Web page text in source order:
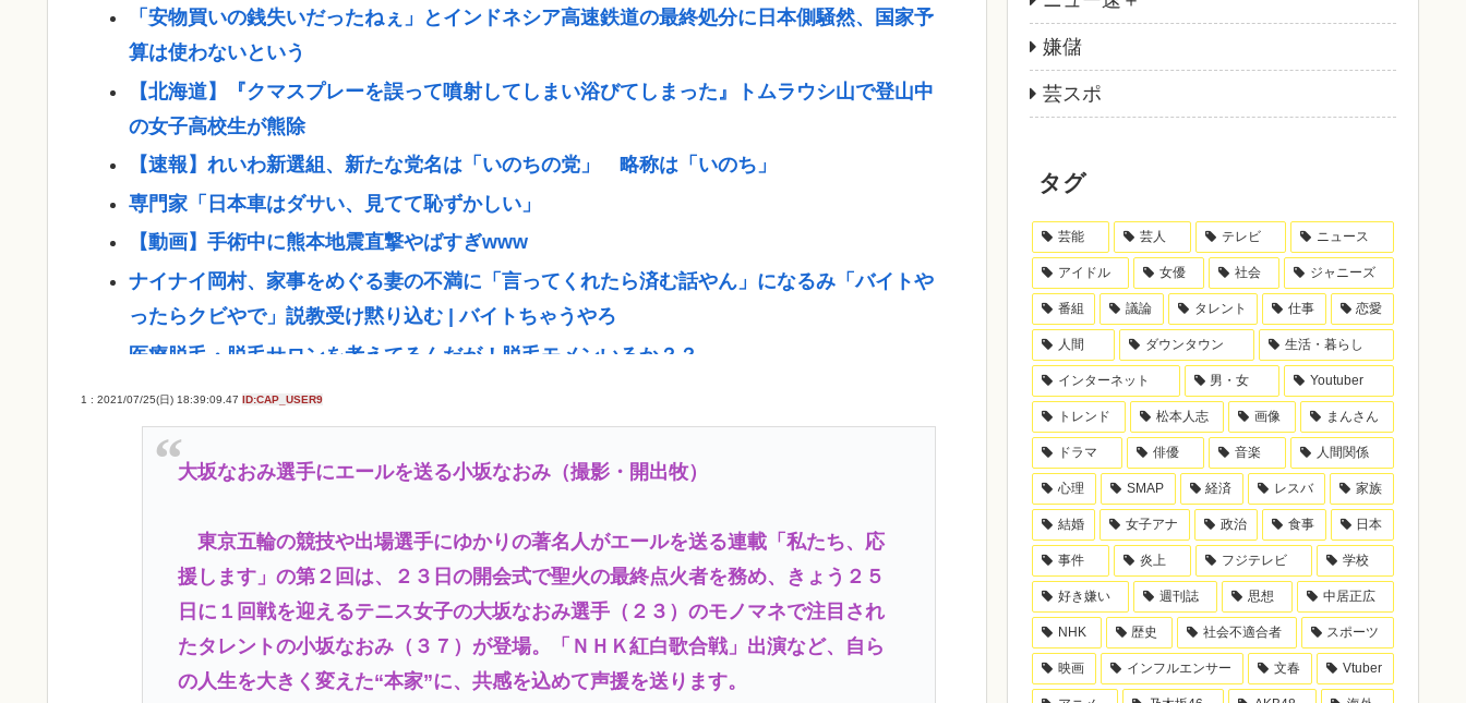
「安物買いの銭失いだったねぇ」とインドネシア高速鉄道の最終処分に日本側騒然、国家予
算は使わないという
【北海道】『クマスプレーを誤って噴射してしまい浴びてしまった』トムラウシ山で登山中
の女子高校生が熊除
【速報】れいわ新選組、新たな党名は「いのちの党」 略称は「いのち」
専門家「日本車はダサい、見てて恥ずかしい」
【動画】手術中に熊本地震直撃やばすぎwww
ナイナイ岡村、家事をめぐる妻の不満に「言ってくれたら済む話やん」になるみ「バイトや
ったらクビやで」説教受け黙り込む | バイトちゃうやろ
医療脱毛・脱毛サロンを考えてるんだが！脱毛モメンいるか？？
自民党「日本人56す56す56す56す56すコロスコロスコロス…」←こいつの過去
【戦後最長】日本、なんと74ヶ月連続で景気回復していた‥‥
ジャンポケ斉藤「同意があったんです。本当です。信じて下さい」 ←何でこの主張が通らな
(ヽ´ん`)「手術が始まった…大丈夫大丈夫落ち着け」医師「キャー地震よー！」(;ﾟんﾟ)
「！？」
【衝撃】兵庫県斎藤知事、海外事業所を全て廃止へ「公務員が海外で遊ぶためにあ
る」・・・・・・・・・
【驚愕】いまだに続いていると聞いてビビる漫画「ながされて藍蘭島」「咲」「らき☆す
1 : 2021/07/25(日) 18:39:09.47 ID:CAP_USER9
大坂なおみ選手にエールを送る小坂なおみ（撮影・開出牧）
東京五輪の競技や出場選手にゆかりの著名人がエールを送る連載「私たち、応
援します」の第２回は、２３日の開会式で聖火の最終点火者を務め、きょう２５
日に１回戦を迎えるテニス女子の大坂なおみ選手（２３）のモノマネで注目され
たタレントの小坂なおみ（３７）が登場。「ＮＨＫ紅白歌合戦」出演など、自ら
の人生を大きく変えた“本家”に、共感を込めて声援を送ります。
嫌儲
芸スポ
タグ
芸能 芸人 テレビ ニュース
アイドル 女優 社会 ジャニーズ
番組 議論 タレント 仕事 恋愛
人間 ダウンタウン 生活・暮らし
インターネット 男・女 Youtuber
トレンド 松本人志 画像 まんさん
ドラマ 俳優 音楽 人間関係
心理 SMAP 経済 レスバ 家族
結婚 女子アナ 政治 食事 日本
事件 炎上 フジテレビ 学校
好き嫌い 週刊誌 思想 中居正広
NHK 歴史 社会不適合者 スポーツ
映画 インフルエンサー 文春 Vtuber